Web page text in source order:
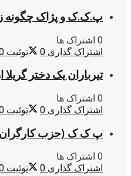
پ.ک.ک و پژاک چگونه
0 اشتراک ها
اشتراک گذاری 0 توئیت
تیرباران یک دختر
0 اشتراک ها
اشتراک گذاری 0 توئیت
پ ک ک (حزب
0 اشتراک ها
اشتراک گذاری 0 توئیت